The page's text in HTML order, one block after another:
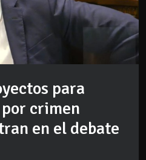
para
crimen
en el debate